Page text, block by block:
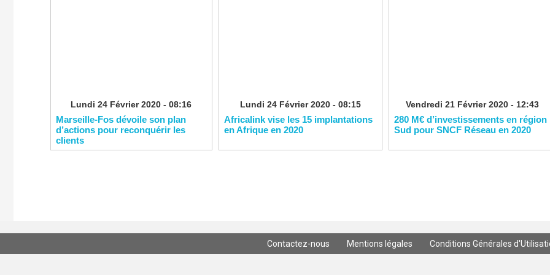
Lundi 24 Février 2020 - 08:16
Marseille-Fos dévoile son plan
d’actions pour reconquérir les
clients
Lundi 24 Février 2020 - 08:15
Africalink vise les 15 implantations
en Afrique en 2020
Vendredi 21 Février 2020 - 12:43
280 M€ d’investissements en région
Sud pour SNCF Réseau en 2020
Contactez-nous Mentions légales Conditions Générales